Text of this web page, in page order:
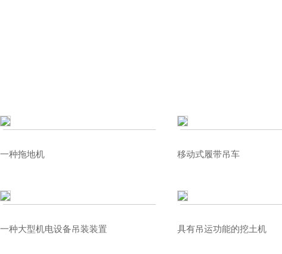
一种拖地机 移动式履带吊车
一种大型机电设备吊装装置 具有吊运功能的挖土机